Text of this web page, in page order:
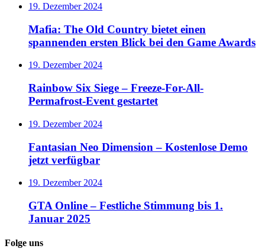
19. Dezember 2024
Mafia: The Old Country bietet einen
spannenden ersten Blick bei den Game Awards
19. Dezember 2024
Rainbow Six Siege – Freeze-For-All-
Permafrost-Event gestartet
19. Dezember 2024
Fantasian Neo Dimension – Kostenlose Demo
jetzt verfügbar
19. Dezember 2024
GTA Online – Festliche Stimmung bis 1.
Januar 2025
Folge uns